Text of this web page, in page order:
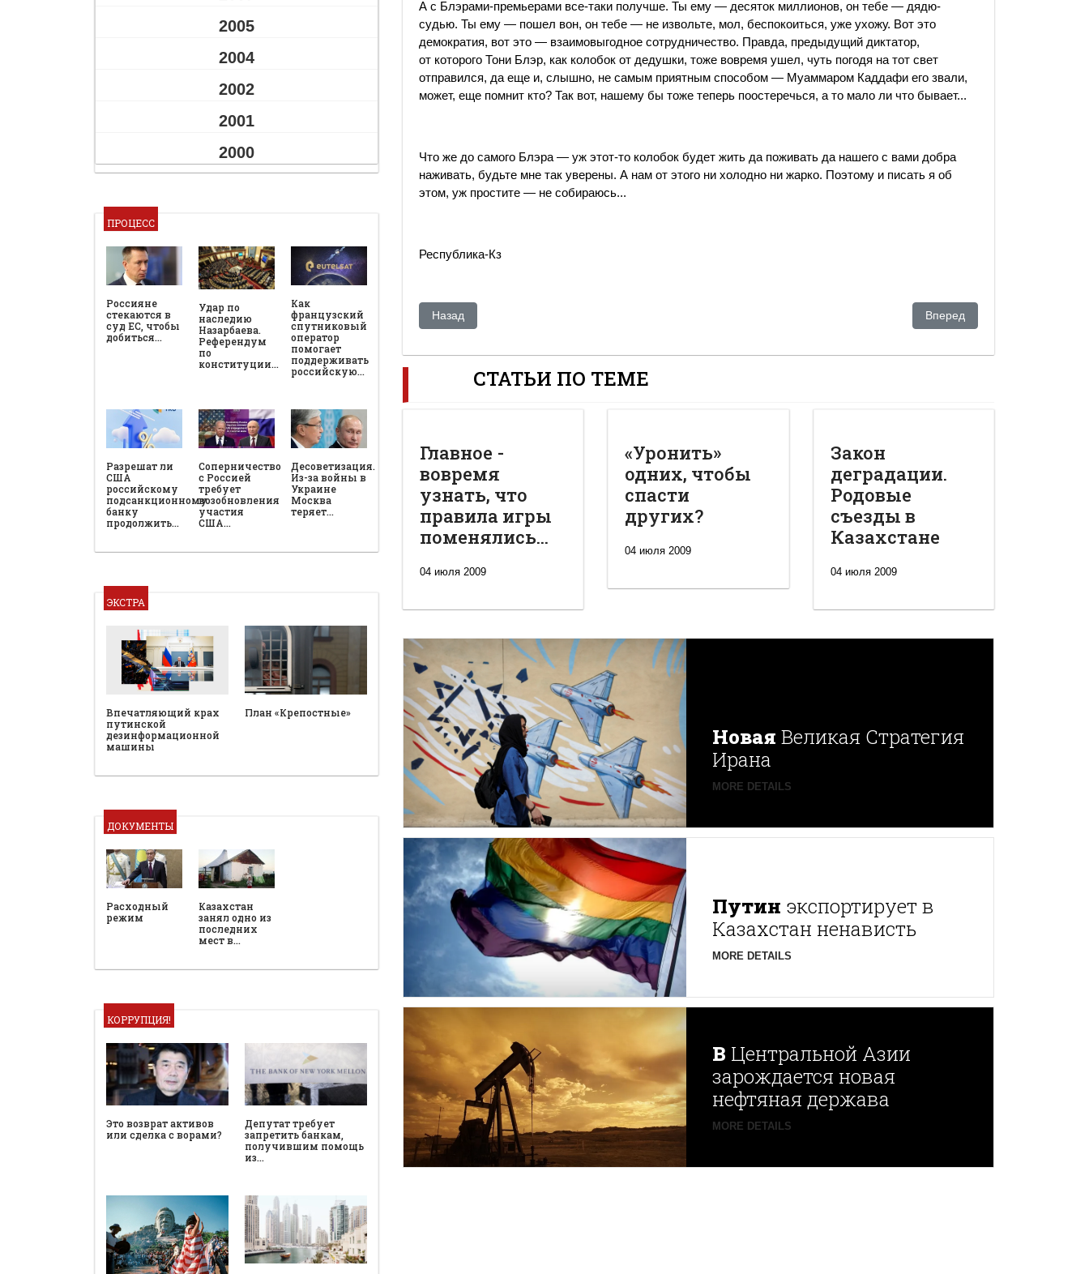
2005
2004
2002
2001
2000
ПРОЦЕСС
Россияне
стекаются в
суд ЕС, чтобы
добиться…
Удар по
наследию
Назарбаева.
Референдум
по
конституции…
Как
французский
спутниковый
оператор
помогает
поддерживать
российскую…
Разрешат ли
США
российскому
подсанкционному
банку
продолжить…
Соперничество
с Россией
требует
возобновления
участия
США…
Десоветизация.
Из-за войны в
Украине
Москва
теряет…
ЭКСТРА
Впечатляющий крах
путинской
дезинформационной
машины
План «Крепостные»
ДОКУМЕНТЫ
Расходный
режим
Казахстан
занял одно из
последних
мест в…
КОРРУПЦИЯ!
Это возврат активов
или сделка с ворами?
Депутат требует
запретить банкам,
получившим помощь
из…
А с Блэрами-премьерами все-таки получше. Ты ему — десяток миллионов, он тебе — дядю-
судью. Ты ему — пошел вон, он тебе — не извольте, мол, беспокоиться, уже ухожу. Вот это
демократия, вот это — взаимовыгодное сотрудничество. Правда, предыдущий диктатор,
от которого Тони Блэр, как колобок от дедушки, тоже вовремя ушел, чуть погодя на тот свет
отправился, да еще и, слышно, не самым приятным способом — Муаммаром Каддафи его звали,
может, еще помнит кто? Так вот, нашему бы тоже теперь поостеречься, а то мало ли что бывает...
Что же до самого Блэра — уж этот-то колобок будет жить да поживать да нашего с вами добра
наживать, будьте мне так уверены. А нам от этого ни холодно ни жарко. Поэтому и писать я об
этом, уж простите — не собираюсь...
Республика-Кз
Предыдущий: НАТО уже на Каспии?
Назад Следующий: Какую игру
Вперед
СТАТЬИ ПО ТЕМЕ
Главное -
вовремя
узнать, что
правила игры
поменялись...
04 июля 2009
«Уронить»
одних, чтобы
спасти
других?
04 июля 2009
Закон
деградации.
Родовые
съезды в
Казахстане
04 июля 2009
Новая Великая Стратегия
Ирана
MORE DETAILS
Путин экспортирует в
Казахстан ненависть
MORE DETAILS
В Центральной Азии
зарождается новая
нефтяная держава
MORE DETAILS